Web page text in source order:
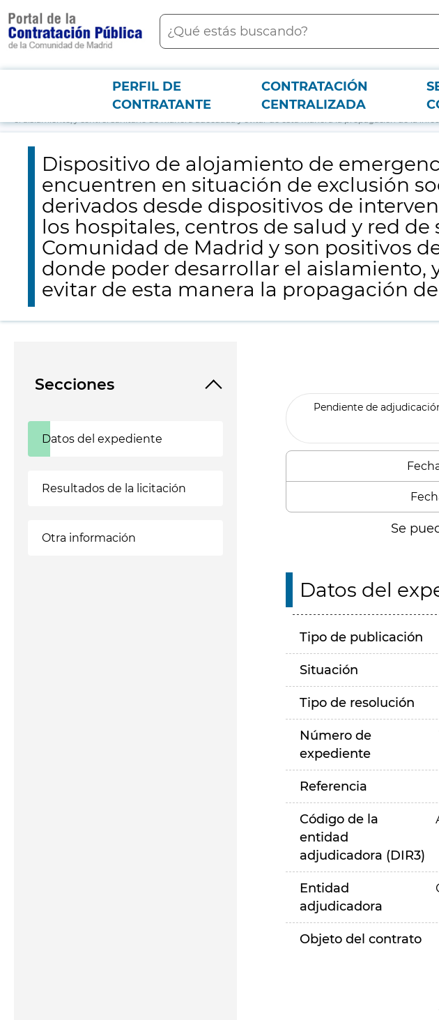
contenido
principal
Buscar
Menú PCON
PERFIL DE
CONTRATANTE
CONTRATACIÓN
CENTRALIZADA
Dispositivo de alojamiento de emergencia para personas solas y familias que se
unidades de trabajo social de los hospitales, centros de salud y red de servicios sociales de los
el aislamiento, y control sanitario de manera adecuada y evitar de esta manera la propagación de la
Dispositivo de alojamiento de
encuentren en situación de exclusión
derivados desde dispositivos de
los hospitales, centros de salud y red
Comunidad de Madrid y son positivos
donde poder desarrollar el
evitar de esta manera la propagación
Secciones
Datos del expediente
Resultados de la licitación
Otra información
Pendiente de
Se
Datos del
Tipo de publicación
Situación
Tipo de resolución
Número de
expediente
Referencia
Código de la
entidad
adjudicadora (DIR3)
Entidad
adjudicadora
Objeto del contrato